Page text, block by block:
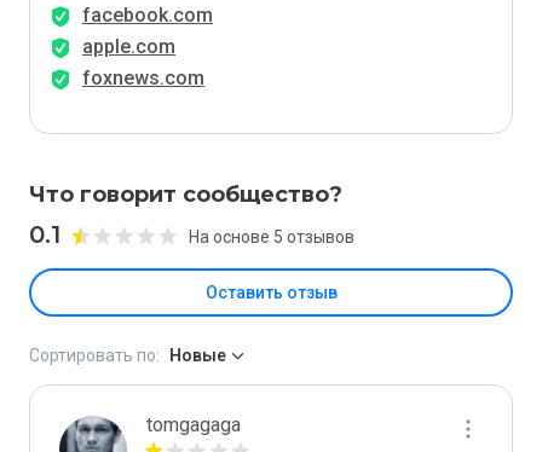
facebook.com
apple.com
foxnews.com
Что говорит сообщество?
0.1 На основе 5 отзывов
Оставить отзыв
Сортировать по: Новые
tomgagaga